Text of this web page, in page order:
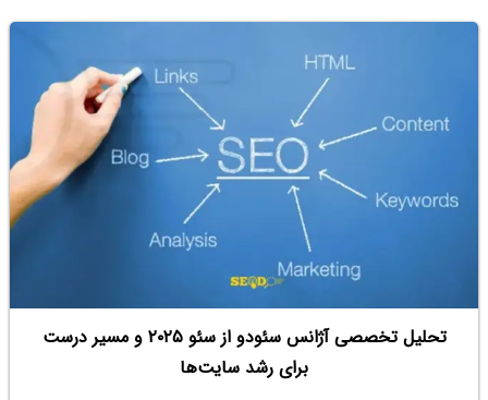
تحلیل تخصصی آژانس سئودو از سئو ۲۰۲۵ و مسیر درست
برای رشد سایت‌ها